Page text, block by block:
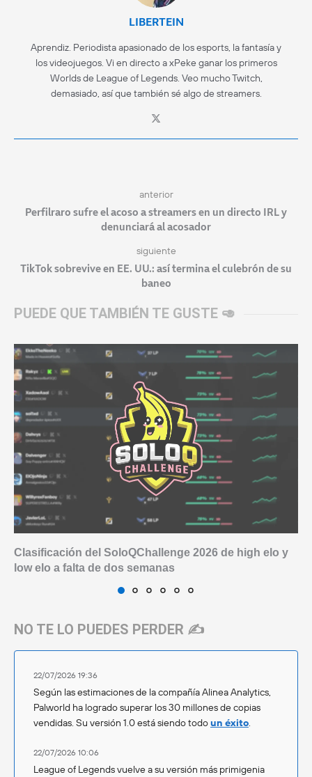
LIBERTEIN
Aprendiz. Periodista apasionado de los esports, la fantasía y
los videojuegos. Vi en directo a xPeke ganar los primeros
Worlds de League of Legends. Veo mucho Twitch,
demasiado, así que también sé algo de streamers.
anterior
Perfilraro sufre el acoso a streamers en un directo IRL y
denunciará al acosador
siguiente
TikTok sobrevive en EE. UU.: así termina el culebrón de su
baneo
PUEDE QUE TAMBIÉN TE GUSTE 🥑
Clasificación del SoloQChallenge 2026 de high elo y
low elo a falta de dos semanas
NO TE LO PUEDES PERDER ✍️
22/07/2026 19:36
Según las estimaciones de la compañía Alinea Analytics,
Palworld ha logrado superar los 30 millones de copias
vendidas. Su versión 1.0 está siendo todoun éxito.
22/07/2026 10:06
League of Legends vuelve a su versión más primigenia